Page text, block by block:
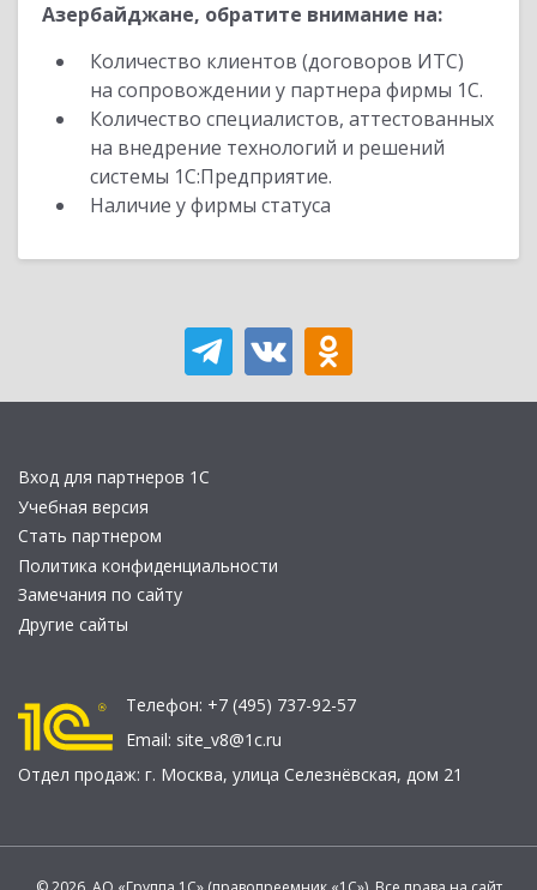
Азербайджане, обратите внимание на:
Количество клиентов (договоров ИТС)
на сопровождении у партнера фирмы 1С.
Количество специалистов, аттестованных
на внедрение технологий и решений
системы 1С:Предприятие.
Наличие у фирмы статуса
Вход для партнеров 1С
Учебная версия
Стать партнером
Политика конфиденциальности
Замечания по сайту
Другие сайты
Телефон: +7 (495) 737-92-57
Email: site_v8@1c.ru
Отдел продаж: г. Москва, улица Селезнёвская, дом 21